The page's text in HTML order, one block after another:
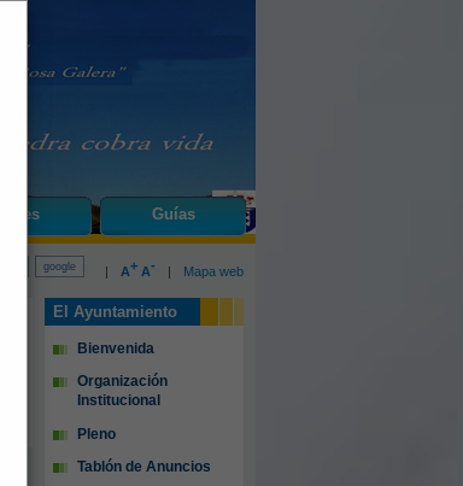
Fines Guías
| A+ A- | Mapa web
El Ayuntamiento
Bienvenida
Organización
Institucional
Pleno
Tablón de Anuncios